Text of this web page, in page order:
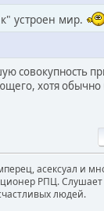
устроен мир.
совокупность
хотя обычно
асексуал и
РПЦ.
людей.